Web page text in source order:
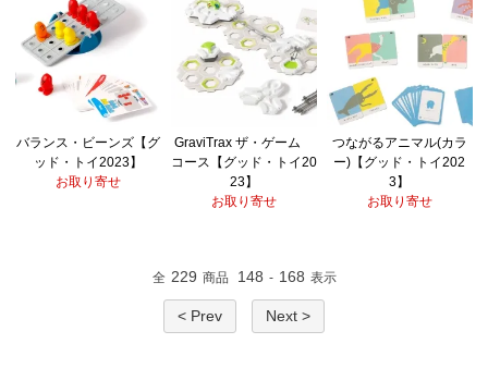
バランス・ビーンズ【グ
ッド・トイ2023】
お取り寄せ
GraviTrax ザ・ゲーム
コース【グッド・トイ20
23】
お取り寄せ
つながるアニマル(カラ
ー)【グッド・トイ202
3】
お取り寄せ
全 229 商品 148 - 168 表示
< Prev Next >